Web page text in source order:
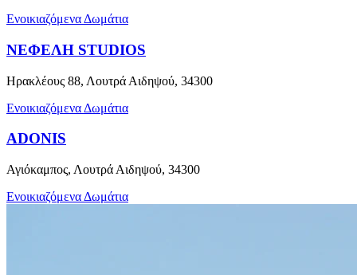
Ενοικιαζόμενα Δωμάτια
ΝΕΦΕΛΗ STUDIOS
Ηρακλέους 88, Λουτρά Αιδηψού, 34300
Ενοικιαζόμενα Δωμάτια
ADONIS
Αγιόκαμπος, Λουτρά Αιδηψού, 34300
Ενοικιαζόμενα Δωμάτια